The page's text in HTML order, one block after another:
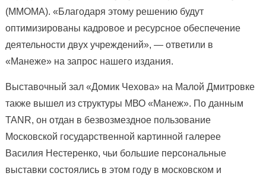
(ММОМА). «Благодаря этому решению будут
оптимизированы кадровое и ресурсное обеспечение
деятельности двух учреждений», — ответили в
«Манеже» на запрос нашего издания.
Выставочный зал «Домик Чехова» на Малой Дмитровке
также вышел из структуры МВО «Манеж». По данным
TANR, он отдан в безвозмездное пользование
Московской государственной картинной галерее
Василия Нестеренко, чьи большие персональные
выставки состоялись в этом году в московском и